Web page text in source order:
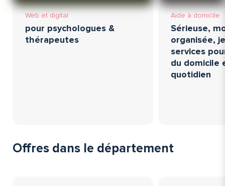
Web et digital
pour psychologues &
thérapeutes
Aide à domicile
Sérieuse,
organisée,
services
du domicile
quotidien
Offres dans le département